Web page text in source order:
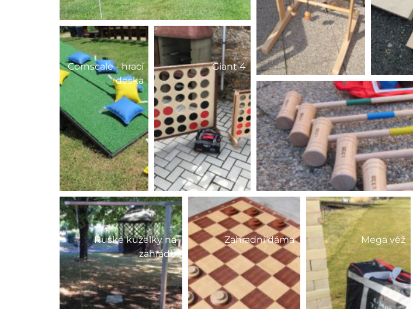
Cornscale - hrací
deska
Giant 4
Ruské kuželky na
zahradu
Zahradní dáma Mega věž